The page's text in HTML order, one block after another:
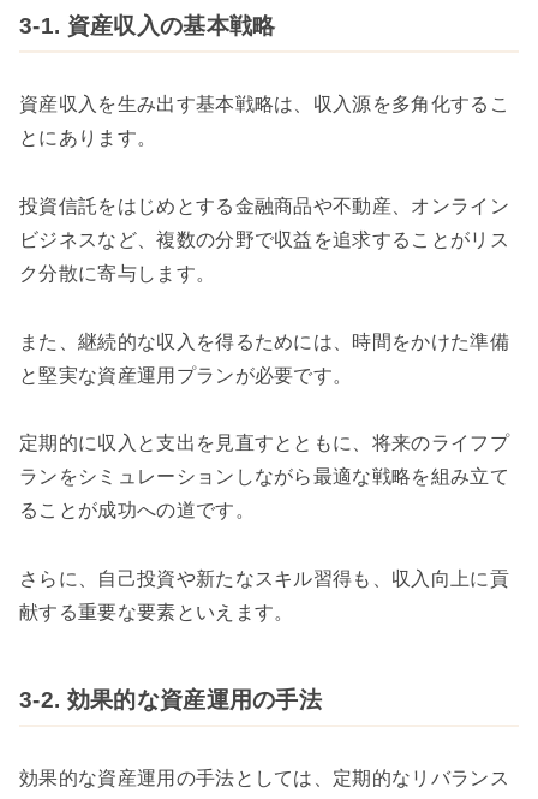
3-1. 資産収入の基本戦略
資産収入を生み出す基本戦略は、収入源を多角化するこ
とにあります。
投資信託をはじめとする金融商品や不動産、オンライン
ビジネスなど、複数の分野で収益を追求することがリス
ク分散に寄与します。
また、継続的な収入を得るためには、時間をかけた準備
と堅実な資産運用プランが必要です。
定期的に収入と支出を見直すとともに、将来のライフプ
ランをシミュレーションしながら最適な戦略を組み立て
ることが成功への道です。
さらに、自己投資や新たなスキル習得も、収入向上に貢
献する重要な要素といえます。
3-2. 効果的な資産運用の手法
効果的な資産運用の手法としては、定期的なリバランス